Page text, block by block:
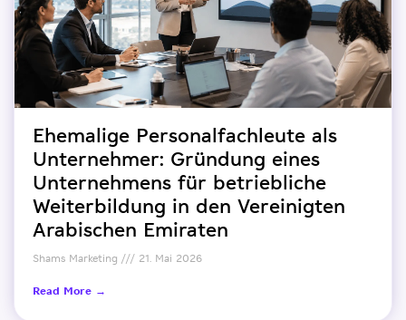
Ehemalige Personalfachleute als
Unternehmer: Gründung eines
Unternehmens für betriebliche
Weiterbildung in den Vereinigten
Arabischen Emiraten
Shams Marketing 21. Mai 2026
Read More →